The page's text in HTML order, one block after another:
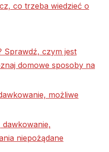
co trzeba wiedzieć o
Sprawdź, czym jest
domowe sposoby na
możliwe
dawkowanie,
niepożądane